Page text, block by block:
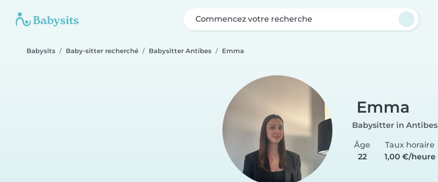
Commencez votre recherche
Babysits Baby-sitter recherché Babysitter Antibes Emma
Emma
Babysitter in Antibes
Âge
22
Taux horaire
1,00 €/heure